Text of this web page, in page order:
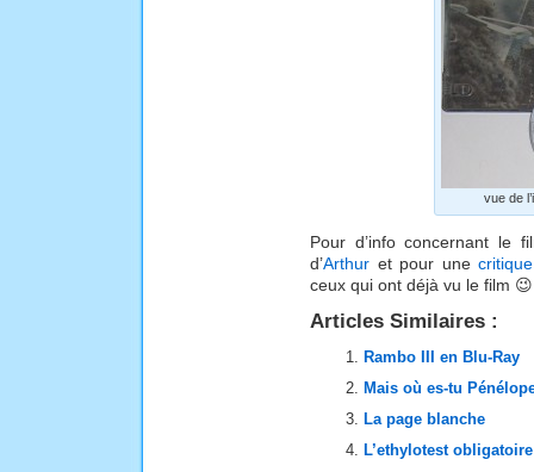
vue de
Pour d’info concernant le
d’Arthur et pour une
ceux qui ont déjà vu le film 😉
Articles Similaires :
Rambo III en Blu-Ray
Mais où es-tu
La page blanche
L’ethylotest